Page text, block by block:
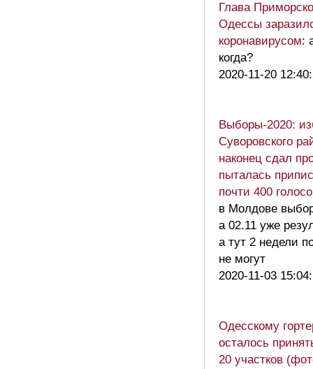
Глава
Одессы
коронавирусом:
когда?
2020-11-20
Выборы-2020:
Суворовского
наконец сдал
пыталась
почти 400
в Молдове
а 02.11 уже
а тут 2 недели
не могут
2020-11-03
Одесскому
осталось
20 участков